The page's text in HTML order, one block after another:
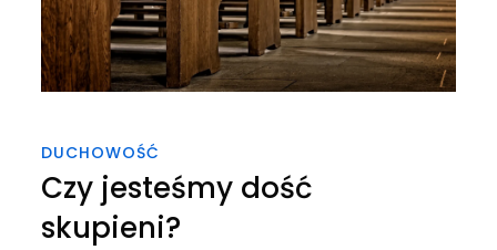
DUCHOWOŚĆ
Czy jesteśmy dość
skupieni?